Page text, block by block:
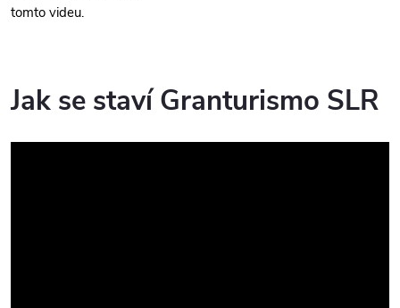
tomto videu.
Jak se staví Granturismo SLR